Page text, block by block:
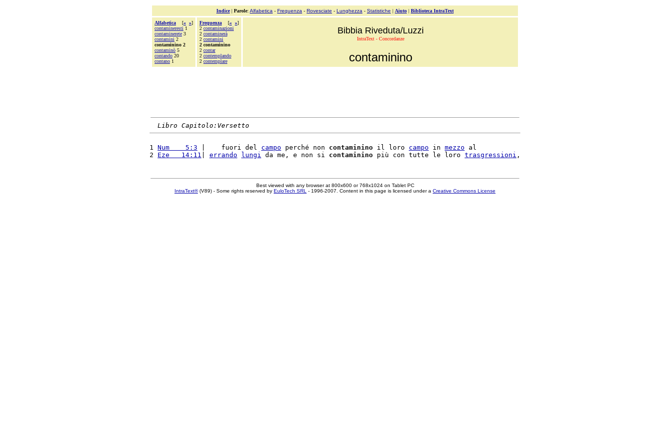
Indice| Parole: Alfabetica - Frequenza - Rovesciate - Lunghezza - Statistiche | Aiuto | Biblioteca IntraText
Alfabetica [« »]
contamineresti 1
contaminerete 3
contamini 2
contaminino 2
contaminò 5
contando 20
contano 1
Frequenza [« »]
2 contaminazioni
2 contaminerà
2 contamini
2 contaminino
2 contar
2 contemplando
2 contemplare
Bibbia Riveduta/Luzzi
IntraText - Concordanze
contaminino
Libro Capitolo:Versetto
1 Num    5:3 |    fuori del campo perché non contaminino il loro campo in mezzo al
2 Eze   14:11 errando lungi da me, e non si contaminino più con tutte le loro trasgressioni
Best viewed with any browser at 800x600 or 768x1024 on Tablet PC
IntraText®(V89) - Some rights reserved by EuloTech SRL - 1996-2007. Content in this page is licensed under a Creative Commons License